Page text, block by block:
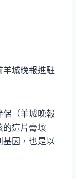
城晚報進駐
（羊城晚報
的這片膏壤
基因，也是以